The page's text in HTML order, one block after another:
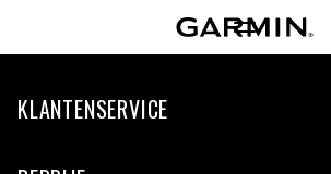
KLANTENSERVICE